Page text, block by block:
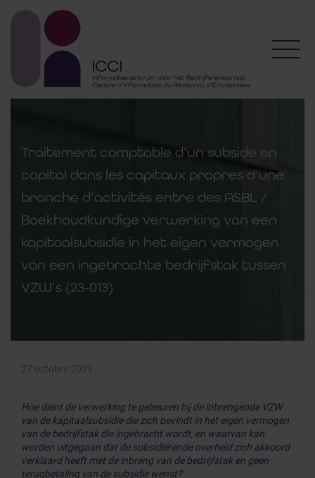
Traitement comptable d’un subside en
capital dans les capitaux propres d’une
branche d’activités entre des ASBL /
Boekhoudkundige verwerking van een
kapitaalsubsidie in het eigen vermogen
van een ingebrachte bedrijfstak tussen
VZW’s (23-013)
27 octobre 2023
Hoe dient de verwerking te gebeuren bij de inbrengende VZW
van de kapitaalsubsidie die zich bevindt in het eigen vermogen
van de bedrijfstak die ingebracht wordt, en waarvan kan
worden uitgegaan dat de subsidiërende overheid zich akkoord
verklaard heeft met de inbreng van de bedrijfstak en geen
terugbetaling van de subsidie wenst?